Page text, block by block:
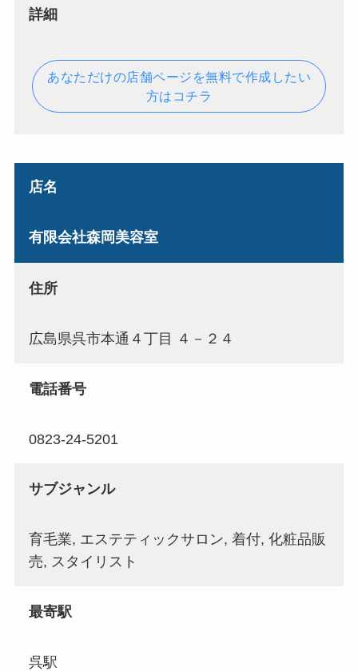
詳細
あなただけの店舗ページを無料で作成したい
方はコチラ
店名
有限会社森岡美容室
住所
広島県呉市本通４丁目 ４－２４
電話番号
0823-24-5201
サブジャンル
育毛業, エステティックサロン, 着付, 化粧品販
売, スタイリスト
最寄駅
呉駅